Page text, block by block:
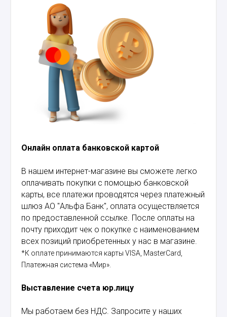
Онлайн оплата банковской картой
В нашем интернет-магазине вы сможете легко
оплачивать покупки с помощью банковской
карты, все платежи проводятся через платежный
шлюз АО "Альфа Банк", оплата осуществляется
по предоставленной ссылке. После оплаты на
почту приходит чек о покупке с наименованием
всех позиций приобретенных у нас в магазине.
*К оплате принимаются карты VISA, MasterCard,
Платежная система «Мир».
Выставление счета юр.лицу
Мы работаем без НДС. Запросите у наших